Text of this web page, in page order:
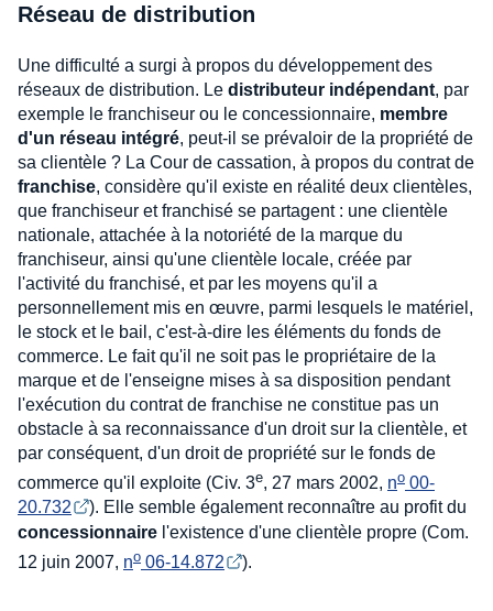
Réseau de distribution
Une difficulté a surgi à propos du développement des
réseaux de distribution. Le distributeur indépendant, par
exemple le franchiseur ou le concessionnaire, membre
d'un réseau intégré, peut-il se prévaloir de la propriété de
sa clientèle ? La Cour de cassation, à propos du contrat de
franchise, considère qu'il existe en réalité deux clientèles,
que franchiseur et franchisé se partagent : une clientèle
nationale, attachée à la notoriété de la marque du
franchiseur, ainsi qu'une clientèle locale, créée par
l'activité du franchisé, et par les moyens qu'il a
personnellement mis en œuvre, parmi lesquels le matériel,
le stock et le bail, c'est-à-dire les éléments du fonds de
commerce. Le fait qu'il ne soit pas le propriétaire de la
marque et de l'enseigne mises à sa disposition pendant
l'exécution du contrat de franchise ne constitue pas un
obstacle à sa reconnaissance d'un droit sur la clientèle, et
par conséquent, d'un droit de propriété sur le fonds de
commerce qu'il exploite (Civ. 3e, 27 mars 2002, no 00-
20.732
). Elle semble également reconnaître au profit du
concessionnaire l'existence d'une clientèle propre (Com.
12 juin 2007, no 06-14.872 ).